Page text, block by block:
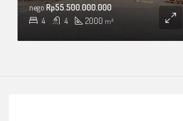
4 4 2000 m²
nego Rp55.500.000.000